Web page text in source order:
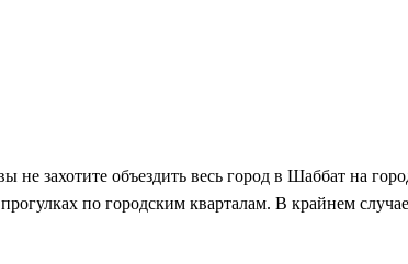
захотите объездить весь город в Шаббат на
по городским кварталам. В крайнем